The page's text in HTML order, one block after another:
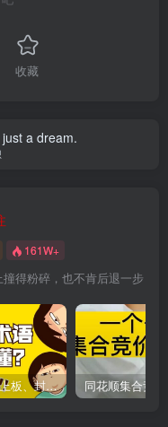
收藏
a dream.
161W+
得粉碎，也不肯后退一步
股票打板、上板、封板、翘板、炸板是什么意思？炒股你必须懂的暗语！